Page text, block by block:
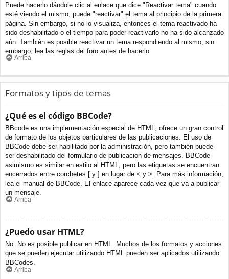
Puede hacerlo dándole clic al enlace que dice "Reactivar tema" cuando
esté viendo el mismo, puede "reactivar" el tema al principio de la primera
página. Sin embargo, si no lo visualiza, entonces el tema reactivado ha
sido deshabilitado o el tiempo para poder reactivarlo no ha sido alcanzado
aún. También es posible reactivar un tema respondiendo al mismo, sin
embargo, lea las reglas del foro antes de hacerlo.
Arriba
Formatos y tipos de temas
¿Qué es el código BBCode?
BBcode es una implementación especial de HTML, ofrece un gran control
de formato de los objetos particulares de las publicaciones. El uso de
BBCode debe ser habilitado por la administración, pero también puede
ser deshabilitado del formulario de publicación de mensajes. BBCode
asimismo es similar en estilo al HTML, pero las etiquetas se encuentran
encerrados entre corchetes [ y ] en lugar de < y >. Para más información,
lea el manual de BBCode. El enlace aparece cada vez que va a publicar
un mensaje.
Arriba
¿Puedo usar HTML?
No. No es posible publicar en HTML. Muchos de los formatos y acciones
que se pueden ejecutar utilizando HTML pueden ser aplicados utilizando
BBCodes.
Arriba